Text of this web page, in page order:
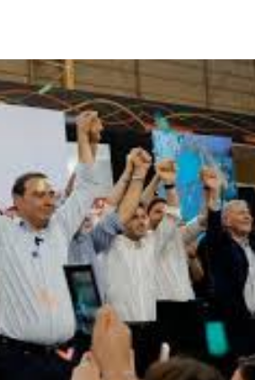
Noticias
de
Argentina